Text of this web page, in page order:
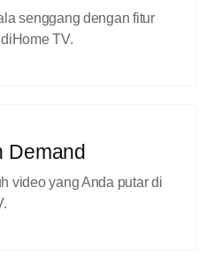
senggang dengan fitur
TV.
Demand
video yang Anda putar di